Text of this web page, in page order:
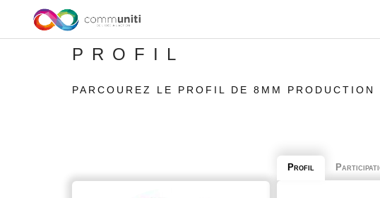
PROFIL
PARCOUREZ LE PROFIL DE 8MM PRODUCTION
Profil